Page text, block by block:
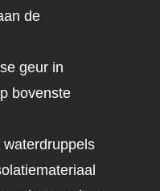
de
geur in
bovenste